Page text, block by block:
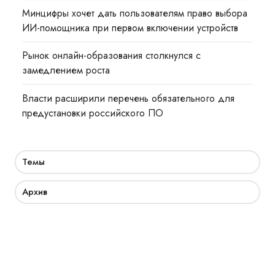
Минцифры хочет дать пользователям право выбора
ИИ-помощника при первом включении устройств
Рынок онлайн-образования столкнулся с
замедлением роста
Власти расширили перечень обязательного для
предустановки российского ПО
Темы
Архив